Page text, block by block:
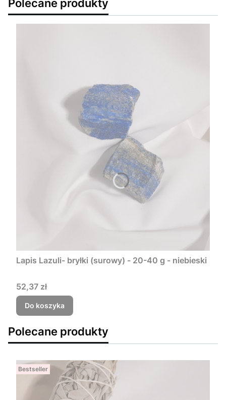
Polecane produkty
Lapis Lazuli- bryłki (surowy) - 20-40 g - niebieski
Cena
52,37 zł
Do koszyka
Polecane produkty
Bestseller